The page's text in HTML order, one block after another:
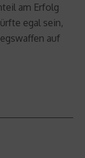
am Erfolg
egal sein,
auf